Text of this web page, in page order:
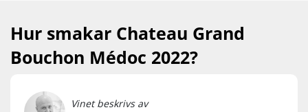
powerfrugt og tanniner, som skriger på en
stor bøf, grillmad eller det helt store
charcuteribræt. 1 fl. pr. stk. 109,95 / BEDSTE
Hur smakar Chateau Grand
Bouchon Médoc 2022?
Vinet beskrivs av